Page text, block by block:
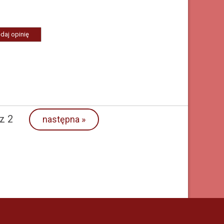
opinię
z 2 następna »